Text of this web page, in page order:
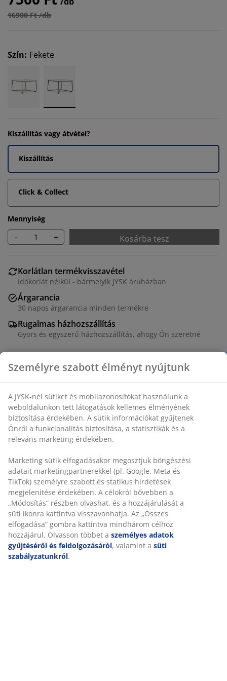
16900 Ft /db
Szín: Fekete
Kiszállítás vagy átvétel?
Kiszállítás
Click & Collect
Mennyiség
- + Kosárba tesz
Korlátlan termékvisszavétel
Időkorlát nélkül - bármelyik JYSK áruházban
Árgarancia
30 napos árgarancia minden termékre
Rugalmas házhozszállítás
Gyors és egyszerű házhozszállítás, ahogy Ön szeretné
Kisasztal acélból és edzett üvegből. SZ60 x H60 x MA35
cm
SKU: 3725137
Összeszerelési útmutató
Részletes Adatok
Értékelések
(7)